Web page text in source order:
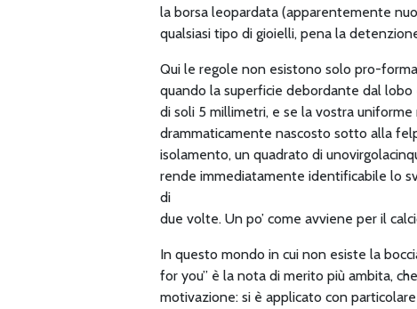
la borsa leopardata (apparentemente
qualsiasi tipo di gioielli, pena la
Qui le regole non esistono solo pro-
quando la superficie debordante dal lobo
di soli 5 millimetri, e se la vostra
drammaticamente nascosto sotto alla
isolamento, un quadrato di
rende immediatamente identificabile lo
di
due volte. Un po’ come avviene per il
In questo mondo in cui non esiste la
for you” è la nota di merito più ambita,
motivazione: si è applicato con